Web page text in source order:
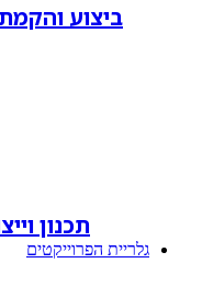
ביצוע
תכנון
גלריית הפרוייקטים